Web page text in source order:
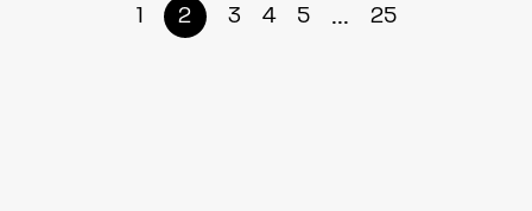
1 2 3 4 5 ... 25